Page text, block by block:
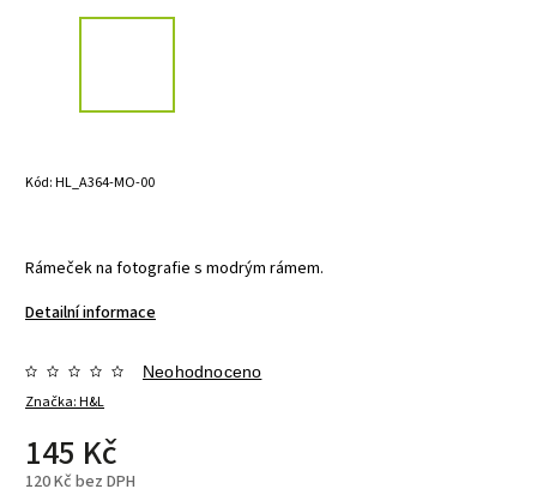
Kód:HL_A364-MO-00
Rámeček na fotografie s modrým rámem.
Detailní informace
Značka:H&L
Neohodnoceno
145 Kč
120 Kč bez DPH